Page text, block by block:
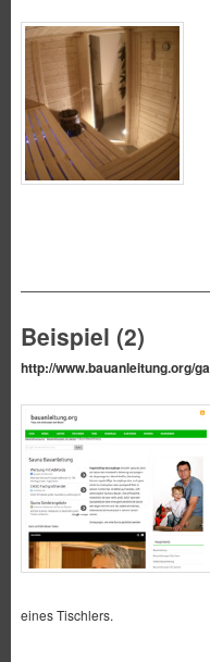
Beispiel (2)
http://www.bauanleitung.org/
eines Tischlers.